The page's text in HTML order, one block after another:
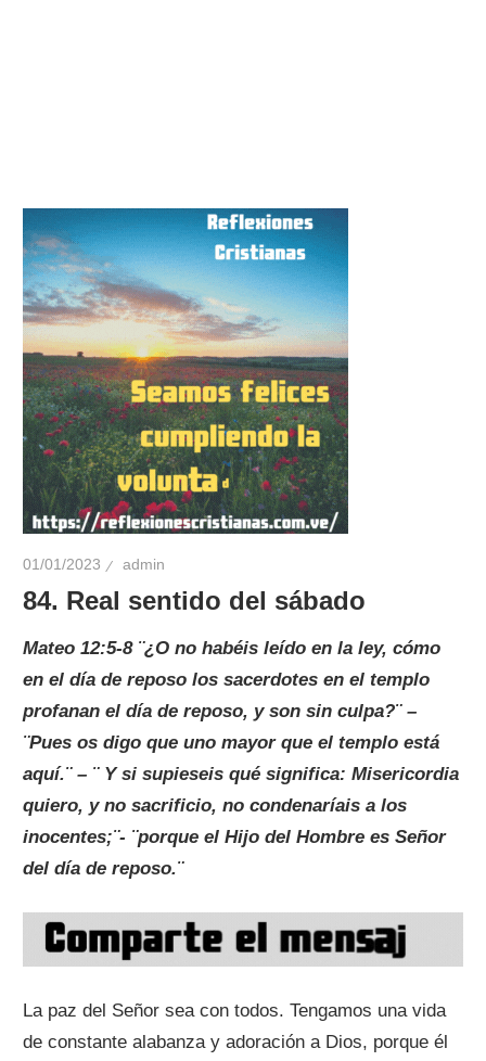
01/01/2023 admin
84. Real sentido del sábado
Mateo 12:5-8 ¨¿O no habéis leído en la ley, cómo
en el día de reposo los sacerdotes en el templo
profanan el día de reposo, y son sin culpa?¨ –
¨Pues os digo que uno mayor que el templo está
aquí.¨ – ¨ Y si supieseis qué significa: Misericordia
quiero, y no sacrificio, no condenaríais a los
inocentes;¨- ¨porque el Hijo del Hombre es Señor
del día de reposo.¨
La paz del Señor sea con todos. Tengamos una vida
de constante alabanza y adoración a Dios, porque él